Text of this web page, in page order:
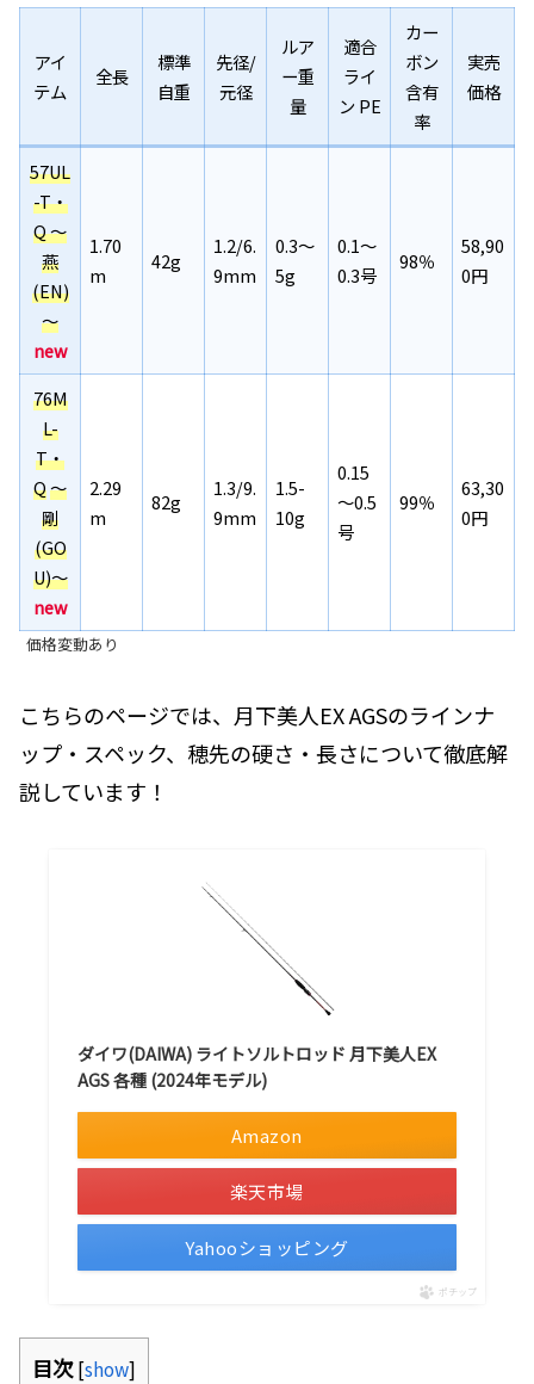
アイ
テム
全長
標準
自重
先径/
元径
ルア
ー重
量
適合
ライ
ン PE
カー
ボン
含有
率
実売
価格
57UL
-T・
Q～
燕
(EN)
～
new
1.70
m
42g
1.2/6.
9mm
0.3～
5g
0.1～
0.3号
98％
58,90
0円
76M
L-
T・
Q～
剛
(GO
U)～
new
2.29
m
82g
1.3/9.
9mm
1.5-
10g
0.15
～0.5
号
99％
63,30
0円
価格変動あり
こちらのページでは、月下美人EX AGSのラインナ
ップ・スペック、穂先の硬さ・長さについて徹底解
説しています！
ダイワ(DAIWA) ライトソルトロッド 月下美人EX
AGS 各種 (2024年モデル)
Amazon
楽天市場
Yahooショッピング
ポチップ
目次 [show]